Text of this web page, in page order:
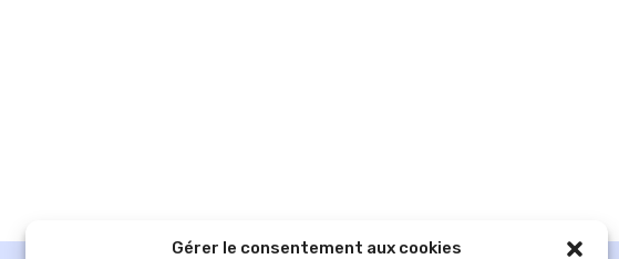
Gérer le consentement aux cookies